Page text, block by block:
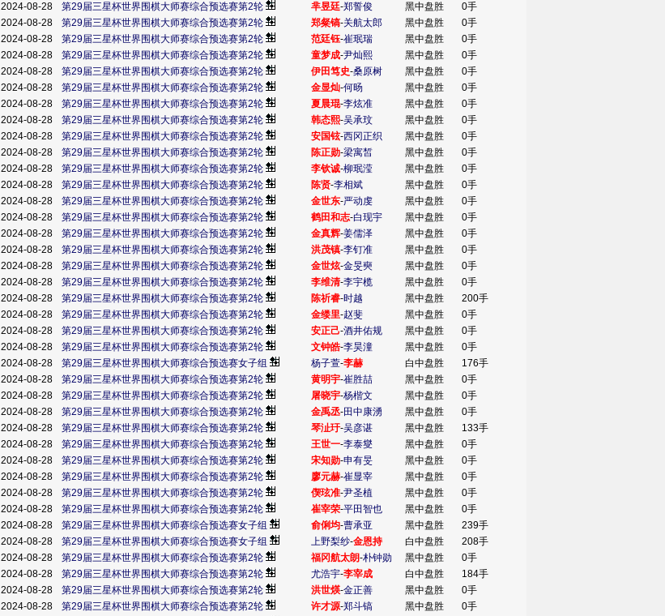
2024-08-28 第29届三星杯世界围棋大师赛综合预选赛第2轮 芈昱廷-郑誓俊 黑中盘胜
0手
2024-08-28 第29届三星杯世界围棋大师赛综合预选赛第2轮 郑粲镐-关航太郎 黑中盘胜
0手
2024-08-28 第29届三星杯世界围棋大师赛综合预选赛第2轮 范廷钰-崔珉瑞 黑中盘胜
0手
2024-08-28 第29届三星杯世界围棋大师赛综合预选赛第2轮 童梦成-尹灿熙 黑中盘胜
0手
2024-08-28 第29届三星杯世界围棋大师赛综合预选赛第2轮 伊田笃史-桑原树 黑中盘胜
0手
2024-08-28 第29届三星杯世界围棋大师赛综合预选赛第2轮 金显灿-何旸 黑中盘胜
0手
2024-08-28 第29届三星杯世界围棋大师赛综合预选赛第2轮 夏晨琨-李炫准 黑中盘胜
0手
2024-08-28 第29届三星杯世界围棋大师赛综合预选赛第2轮 韩态熙-吴承玟 黑中盘胜
0手
2024-08-28 第29届三星杯世界围棋大师赛综合预选赛第2轮 安国铉-西冈正织 黑中盘胜
0手
2024-08-28 第29届三星杯世界围棋大师赛综合预选赛第2轮 陈正勋-梁寓皙 黑中盘胜
0手
2024-08-28 第29届三星杯世界围棋大师赛综合预选赛第2轮 李钦诚-柳珉滢 黑中盘胜
0手
2024-08-28 第29届三星杯世界围棋大师赛综合预选赛第2轮 陈贤-李相斌 黑中盘胜
0手
2024-08-28 第29届三星杯世界围棋大师赛综合预选赛第2轮 金世东-严动虔 黑中盘胜
0手
2024-08-28 第29届三星杯世界围棋大师赛综合预选赛第2轮 鹤田和志-白现宇 黑中盘胜
0手
2024-08-28 第29届三星杯世界围棋大师赛综合预选赛第2轮 金真辉-姜儒泽 黑中盘胜
0手
2024-08-28 第29届三星杯世界围棋大师赛综合预选赛第2轮 洪茂镇-李钉准 黑中盘胜
0手
2024-08-28 第29届三星杯世界围棋大师赛综合预选赛第2轮 金世炫-金旻奭 黑中盘胜
0手
2024-08-28 第29届三星杯世界围棋大师赛综合预选赛第2轮 李维清-李宇榄 黑中盘胜
0手
2024-08-28 第29届三星杯世界围棋大师赛综合预选赛第2轮 陈祈睿-时越 黑中盘胜
200手
2024-08-28 第29届三星杯世界围棋大师赛综合预选赛第2轮 金缕里-赵斐 黑中盘胜
0手
2024-08-28 第29届三星杯世界围棋大师赛综合预选赛第2轮 安正己-酒井佑规 黑中盘胜
0手
2024-08-28 第29届三星杯世界围棋大师赛综合预选赛第2轮 文钟皓-李昊潼 黑中盘胜
0手
2024-08-28 第29届三星杯世界围棋大师赛综合预选赛女子组 杨子萱-李赫 白中盘胜
176手
2024-08-28 第29届三星杯世界围棋大师赛综合预选赛第2轮 黄明宇-崔胜喆 黑中盘胜
0手
2024-08-28 第29届三星杯世界围棋大师赛综合预选赛第2轮 屠晓宇-杨楷文 黑中盘胜
0手
2024-08-28 第29届三星杯世界围棋大师赛综合预选赛第2轮 金禹丞-田中康湧 黑中盘胜
0手
2024-08-28 第29届三星杯世界围棋大师赛综合预选赛第2轮 琴沚玗-吴彦谌 黑中盘胜
133手
2024-08-28 第29届三星杯世界围棋大师赛综合预选赛第2轮 王世一-李泰燮 黑中盘胜
0手
2024-08-28 第29届三星杯世界围棋大师赛综合预选赛第2轮 宋知勋-申有旻 黑中盘胜
0手
2024-08-28 第29届三星杯世界围棋大师赛综合预选赛第2轮 廖元赫-崔显宰 黑中盘胜
0手
2024-08-28 第29届三星杯世界围棋大师赛综合预选赛第2轮 偰玹准-尹圣植 黑中盘胜
0手
2024-08-28 第29届三星杯世界围棋大师赛综合预选赛第2轮 崔宰荣-平田智也 黑中盘胜
0手
2024-08-28 第29届三星杯世界围棋大师赛综合预选赛女子组 俞俐均-曹承亚 黑中盘胜
239手
2024-08-28 第29届三星杯世界围棋大师赛综合预选赛女子组 上野梨纱-金恩持 白中盘胜
208手
2024-08-28 第29届三星杯世界围棋大师赛综合预选赛第2轮 福冈航太朗-朴钟勋 黑中盘胜
0手
2024-08-28 第29届三星杯世界围棋大师赛综合预选赛第2轮 尤浩宇-李宰成 白中盘胜
184手
2024-08-28 第29届三星杯世界围棋大师赛综合预选赛第2轮 洪世煐-金正善 黑中盘胜
0手
2024-08-28 第29届三星杯世界围棋大师赛综合预选赛第2轮 许才源-郑斗镐 黑中盘胜
0手